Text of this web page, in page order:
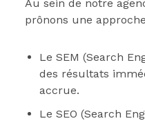
Au sein de notre
prônons une
Le SEM (Search
des résultats
accrue.
Le SEO (Search